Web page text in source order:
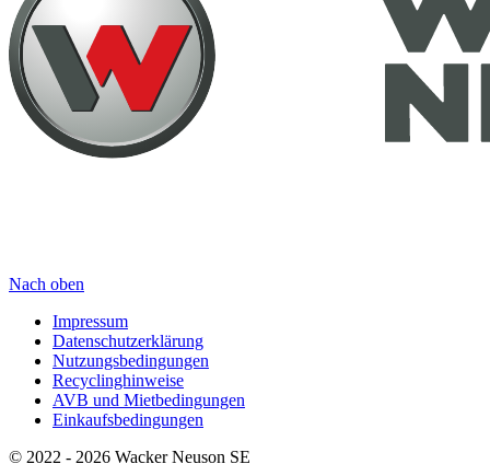
Nach oben
Impressum
Datenschutzerklärung
Nutzungsbedingungen
Recyclinghinweise
AVB und Mietbedingungen
Einkaufsbedingungen
© 2022 - 2026 Wacker Neuson SE